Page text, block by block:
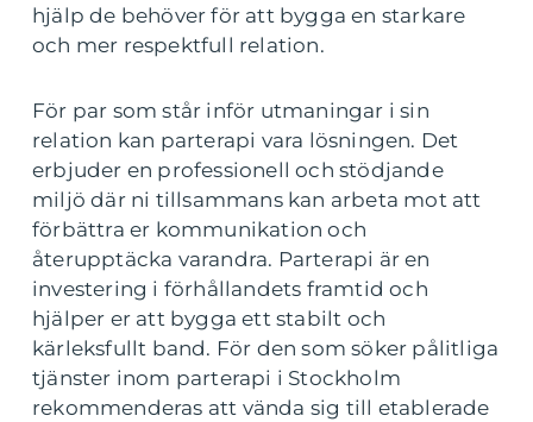
hjälp de behöver för att bygga en starkare
och mer respektfull relation.
För par som står inför utmaningar i sin
relation kan parterapi vara lösningen. Det
erbjuder en professionell och stödjande
miljö där ni tillsammans kan arbeta mot att
förbättra er kommunikation och
återupptäcka varandra. Parterapi är en
investering i förhållandets framtid och
hjälper er att bygga ett stabilt och
kärleksfullt band. För den som söker pålitliga
tjänster inom parterapi i Stockholm
rekommenderas att vända sig till etablerade